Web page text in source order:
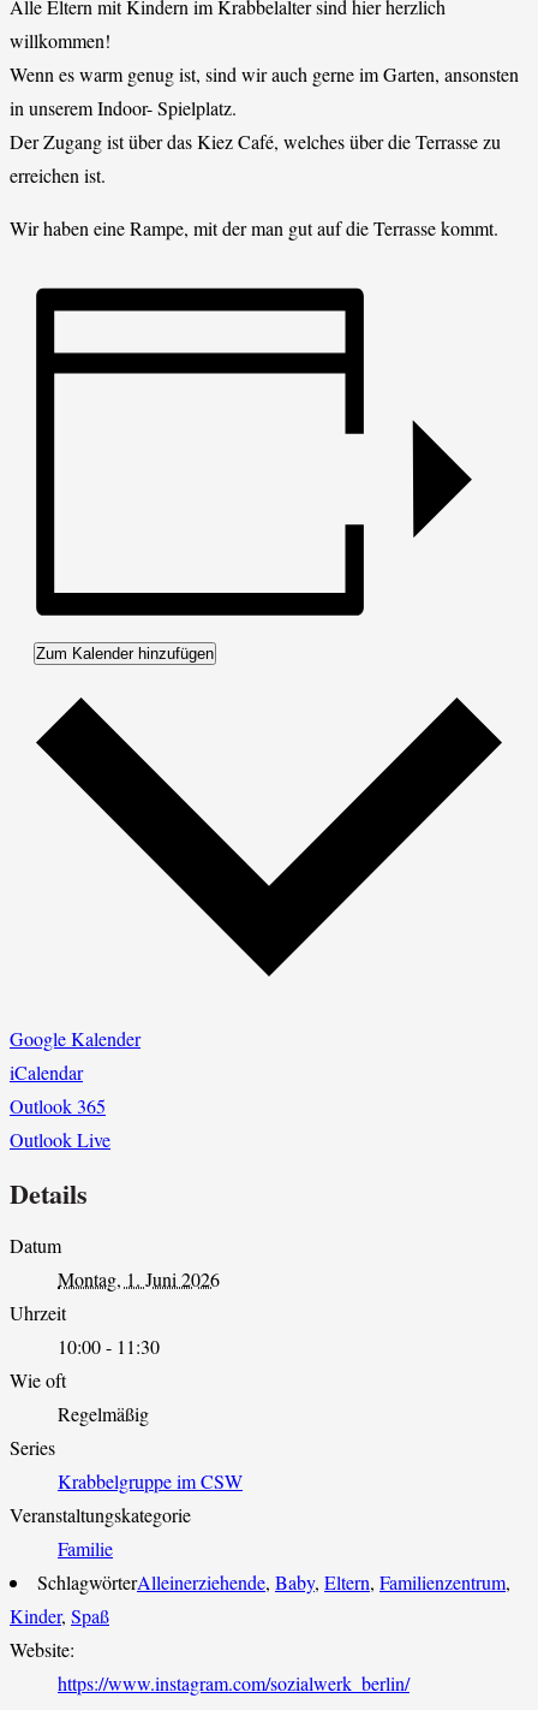
Alle Eltern mit Kindern im Krabbelalter sind hier herzlich
willkommen!
Wenn es warm genug ist, sind wir auch gerne im Garten, ansonsten
in unserem Indoor- Spielplatz.
Der Zugang ist über das Kiez Café, welches über die Terrasse zu
erreichen ist.
Wir haben eine Rampe, mit der man gut auf die Terrasse kommt.
Zum Kalender hinzufügen
Google Kalender
iCalendar
Outlook 365
Outlook Live
Details
Datum
Montag, 1. Juni 2026
Uhrzeit
10:00 - 11:30
Wie oft
Regelmäßig
Series
Krabbelgruppe im CSW
Veranstaltungskategorie
Familie
SchlagwörterAlleinerziehende, Baby, Eltern, Familienzentrum,
Kinder, Spaß
Website:
https://www.instagram.com/sozialwerk_berlin/